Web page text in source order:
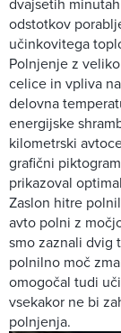
odstotkov
učinkovitega
Polnjenje z
celice in vpliva
delovna
energijske
kilometrski
grafični
prikazoval
Zaslon hitre
avto polni z
smo zaznali dvig
polnilno moč
omogočal tudi
vsekakor ne bi
polnjenja.